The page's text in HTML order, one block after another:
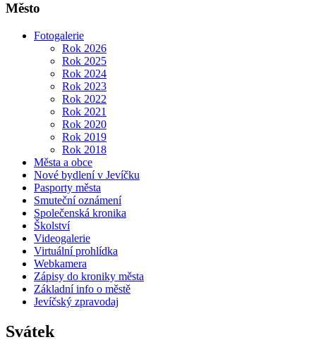
Město
Fotogalerie
Rok 2026
Rok 2025
Rok 2024
Rok 2023
Rok 2022
Rok 2021
Rok 2020
Rok 2019
Rok 2018
Města a obce
Nové bydlení v Jevíčku
Pasporty města
Smuteční oznámení
Společenská kronika
Školství
Videogalerie
Virtuální prohlídka
Webkamera
Zápisy do kroniky města
Základní info o městě
Jevíčský zpravodaj
Svátek